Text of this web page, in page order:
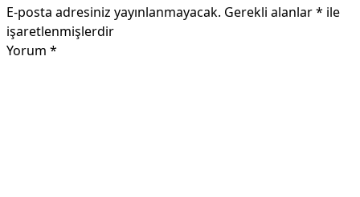
E-posta adresiniz yayınlanmayacak. Gerekli alanlar* ile
işaretlenmişlerdir
Yorum *